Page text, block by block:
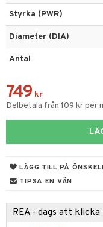
Styrka (PWR)
Diameter (DIA)
Antal
749 kr
Delbetala från 109 kr per
LÄGG TILL PÅ
TIPSA EN VÄN
REA - dags att
svar